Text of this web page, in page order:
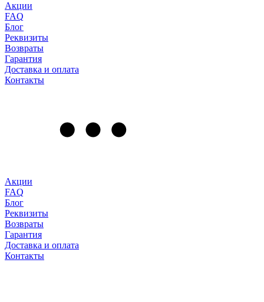
Акции
FAQ
Блог
Реквизиты
Возвраты
Гарантия
Доставка и оплата
Контакты
Акции
FAQ
Блог
Реквизиты
Возвраты
Гарантия
Доставка и оплата
Контакты